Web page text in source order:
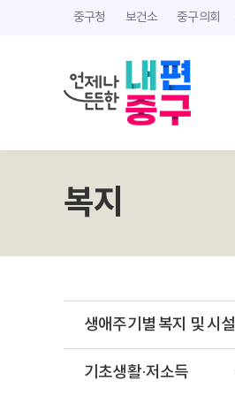
중구청 보건소 중구의회
복지
생애주기별 복지 및 시설
기초생활·저소득